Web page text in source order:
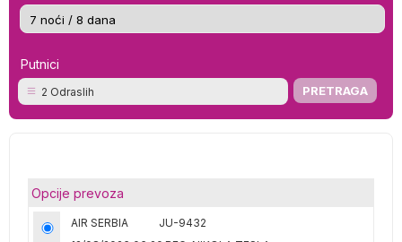
Putnici
2 Odraslih
Opcije prevoza
AIR SERBIA
JU-9432